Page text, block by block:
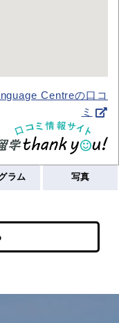
Centreの口コ
ミ
ラム 写真